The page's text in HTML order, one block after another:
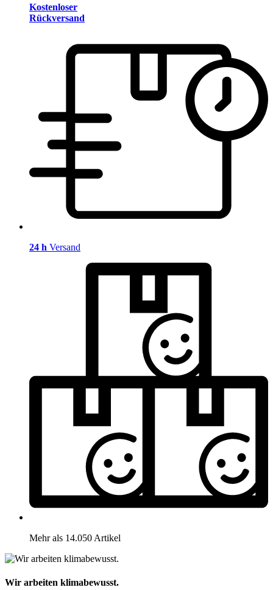
Kostenloser
Rückversand
24 h Versand
Mehr als 14.050 Artikel
Wir arbeiten klimabewusst.